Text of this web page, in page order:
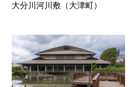
大分川河川敷（大津町）